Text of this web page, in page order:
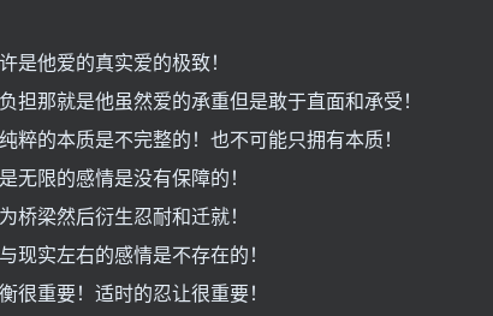
他爱的真实爱的极致！
那就是他虽然爱的承重但是敢于直面和承受！
的本质是不完整的！也不可能只拥有本质！
限的感情是没有保障的！
梁然后衍生忍耐和迁就！
实左右的感情是不存在的！
重要！适时的忍让很重要！